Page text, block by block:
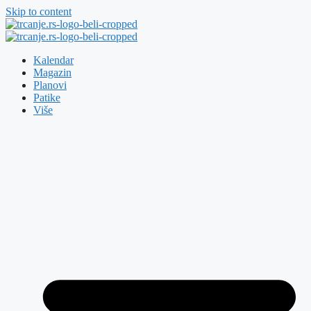
Skip to content
Kalendar
Magazin
Planovi
Patike
Više